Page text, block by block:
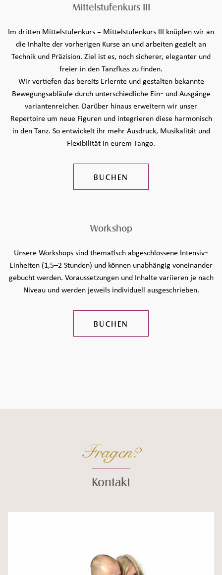
Mittelstufenkurs III
Im dritten Mittelstufenkurs = Mittelstufenkurs III knüpfen wir an
die Inhalte der vorherigen Kurse an und arbeiten gezielt an
Technik und Präzision. Ziel ist es, noch sicherer, eleganter und
freier in den Tanzfluss zu finden.
Wir vertiefen das bereits Erlernte und gestalten bekannte
Bewegungsabläufe durch unterschiedliche Ein- und Ausgänge
variantenreicher. Darüber hinaus erweitern wir unser
Repertoire um neue Figuren und integrieren diese harmonisch
in den Tanz. So entwickelt ihr mehr Ausdruck, Musikalität und
Flexibilität in eurem Tango.
BUCHEN
Workshop
Unsere Workshops sind thematisch abgeschlossene Intensiv-
Einheiten (1,5–2 Stunden) und können unabhängig voneinander
gebucht werden. Voraussetzungen und Inhalte variieren je nach
Niveau und werden jeweils individuell ausgeschrieben.
BUCHEN
Fragen?
Kontakt